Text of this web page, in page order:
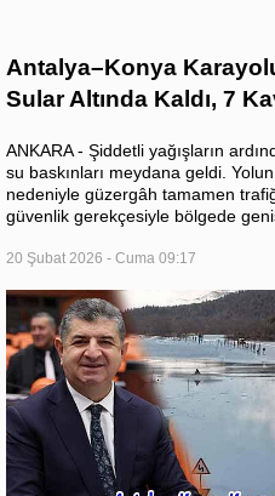
Antalya–Konya
Sular Altında Kaldı, 7
ANKARA - Şiddetli yağışların
su baskınları meydana geldi.
nedeniyle güzergâh tamamen
güvenlik gerekçesiyle bölgede
20 Şubat 2026 - Cuma 09:17